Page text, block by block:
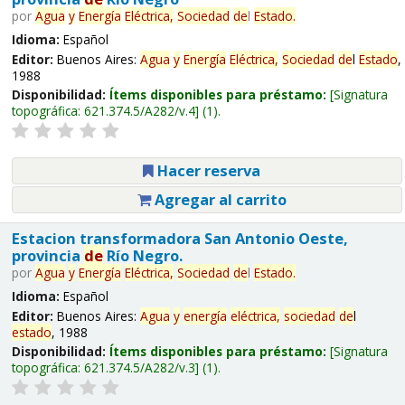
por Agua y Energía Eléctrica, Sociedad del Estado.
Idioma: Español
Editor: Buenos Aires: Agua y Energía Eléctrica, Sociedad del Estado,
1988
Disponibilidad: Ítems disponibles para préstamo: Signatura
topográfica: 621.374.5/A282/v.4 (1).
Hacer reserva
Agregar al carrito
Estacion transformadora San Antonio Oeste,
provincia deRío Negro.
por Agua y Energía Eléctrica, Sociedad del Estado.
Idioma: Español
Editor: Buenos Aires: Agua y energía eléctrica, sociedad del
estado, 1988
Disponibilidad: Ítems disponibles para préstamo: Signatura
topográfica: 621.374.5/A282/v.3 (1).